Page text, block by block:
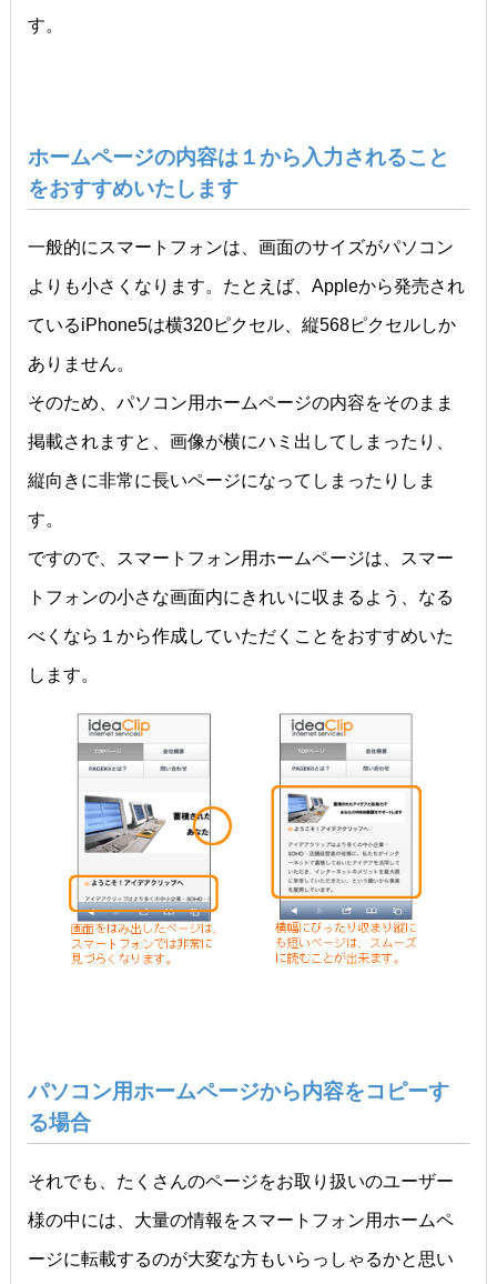
す。
ホームページの内容は１から入力されること
をおすすめいたします
一般的にスマートフォンは、画面のサイズがパソコン
よりも小さくなります。たとえば、Appleから発売され
ているiPhone5は横320ピクセル、縦568ピクセルしか
ありません。
そのため、パソコン用ホームページの内容をそのまま
掲載されますと、画像が横にハミ出してしまったり、
縦向きに非常に長いページになってしまったりしま
す。
ですので、スマートフォン用ホームページは、スマー
トフォンの小さな画面内にきれいに収まるよう、なる
べくなら１から作成していただくことをおすすめいた
します。
パソコン用ホームページから内容をコピーす
る場合
それでも、たくさんのページをお取り扱いのユーザー
様の中には、大量の情報をスマートフォン用ホームペ
ージに転載するのが大変な方もいらっしゃるかと思い